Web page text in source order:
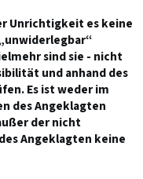
Unrichtigkeit es keine
sind sie - nicht
und anhand des
Es ist weder im
des Angeklagten
der nicht
Angeklagten keine